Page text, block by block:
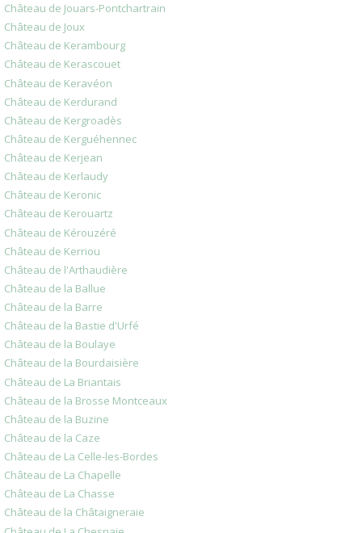
Château de Jouars-Pontchartrain
Château de Joux
Château de Kerambourg
Château de Kerascouet
Château de Keravéon
Château de Kerdurand
Château de Kergroadès
Château de Kerguéhennec
Château de Kerjean
Château de Kerlaudy
Château de Keronic
Château de Kerouartz
Château de Kérouzéré
Château de Kerriou
Château de l'Arthaudière
Château de la Ballue
Château de la Barre
Château de la Bastie d'Urfé
Château de la Boulaye
Château de la Bourdaisière
Château de La Briantais
Château de la Brosse Montceaux
Château de la Buzine
Château de la Caze
Château de La Celle-les-Bordes
Château de La Chapelle
Château de La Chasse
Château de la Châtaigneraie